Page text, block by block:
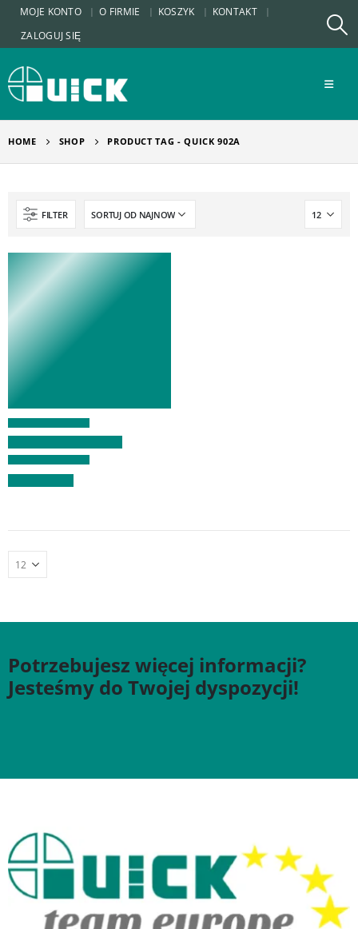
MOJE KONTO O FIRMIE KOSZYK
KONTAKT
ZALOGUJ SIĘ
HOME SHOP PRODUCT TAG -QUICK 902A
FILTER
Potrzebujesz więcej informacji?
Jesteśmy do Twojej dyspozycji!